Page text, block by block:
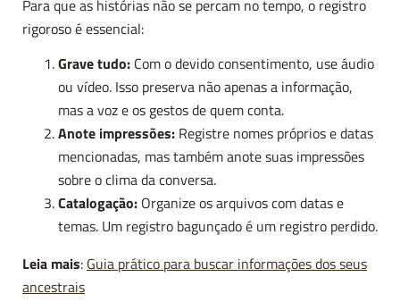
Para que as histórias não se percam no tempo, o registro
rigoroso é essencial:
Grave tudo: Com o devido consentimento, use áudio
ou vídeo. Isso preserva não apenas a informação,
mas a voz e os gestos de quem conta.
Anote impressões: Registre nomes próprios e datas
mencionadas, mas também anote suas impressões
sobre o clima da conversa.
Catalogação: Organize os arquivos com datas e
temas. Um registro bagunçado é um registro perdido.
Leia mais: Guia prático para buscar informações dos seus
ancestrais